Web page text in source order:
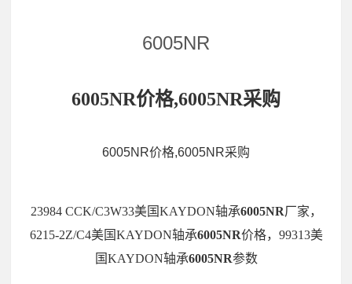
6005NR
6005NR价格,6005NR采购
6005NR价格,6005NR采购
23984 CCK/C3W33美国KAYDON轴承6005NR厂家，
6215-2Z/C4美国KAYDON轴承6005NR价格，99313美
国KAYDON轴承6005NR参数